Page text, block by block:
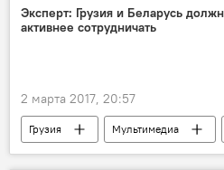
Александр Лукашенко
Белорусский национальный
Эксперт: Грузия и Беларусь
активнее сотрудничать
2 марта 2017, 20:57
Грузия Мультимедиа
В мире
ПОЛИТИКА